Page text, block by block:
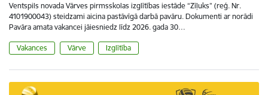
Ventspils novada Vārves pirmsskolas izglītības iestāde “Zīļuks” (reģ. Nr.
4101900043) steidzami aicina pastāvīgā darbā pavāru. Dokumenti ar norādi
Pavāra amata vakancei jāiesniedz līdz 2026. gada 30…
Vakances Vārve Izglītība